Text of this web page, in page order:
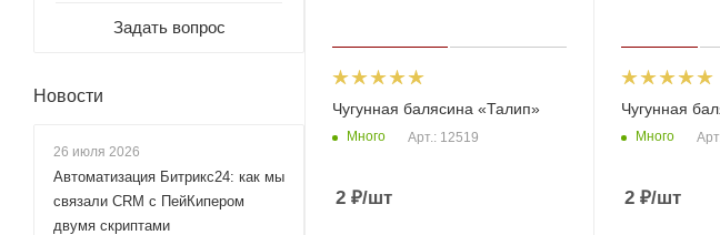
Чугунная балясина «Талип»
Много Арт.: 12519
2 ₽/шт
Чугунная
Много
2₽/шт
Задать вопрос
Новости
26 июля 2026
Автоматизация Битрикс24: как мы
связали CRM с ПейКипером
двумя скриптами